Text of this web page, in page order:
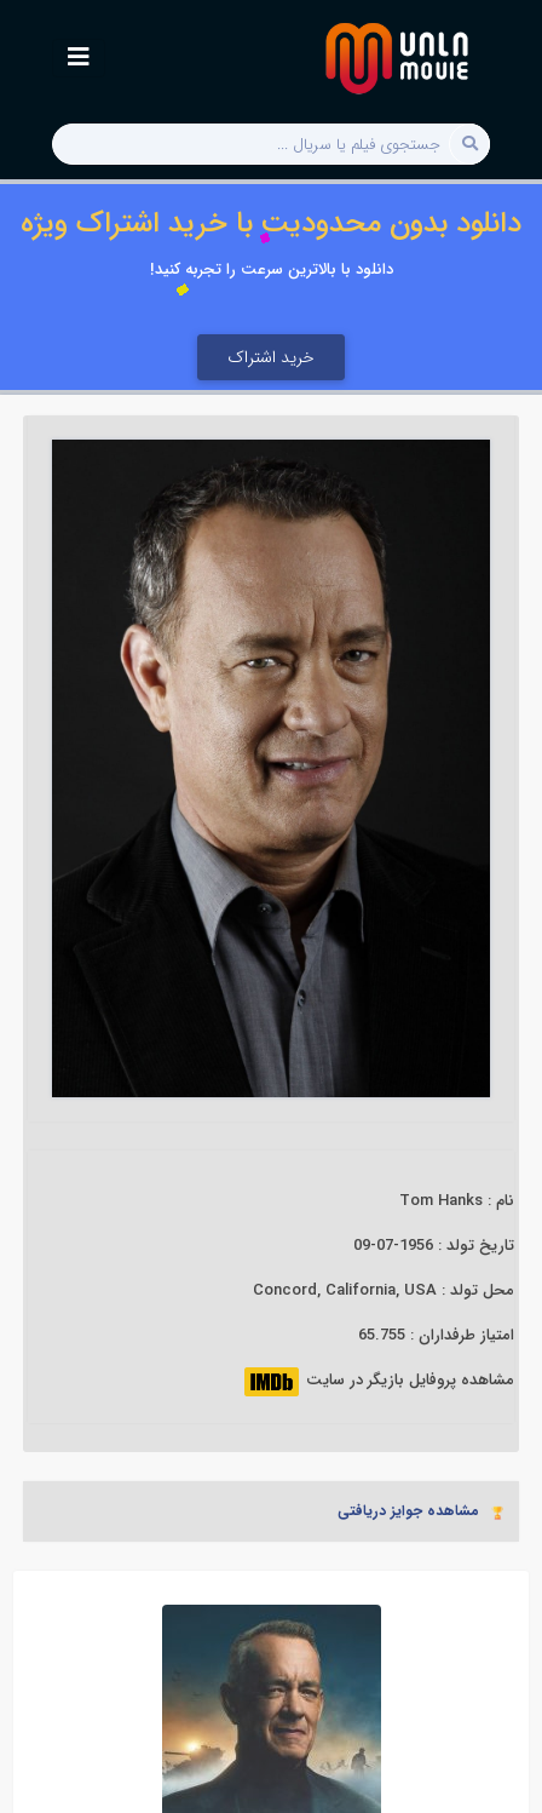
دانلود بدون محدودیت با خرید اشتراک ویژه
دانلود با بالاترین سرعت را تجربه کنید!
خرید اشتراک
نام : Tom Hanks
تاریخ تولد : 1956-07-09
محل تولد : Concord, California, USA
امتیاز طرفداران : 65.755
مشاهده پروفایل بازیگر در سایت
مشاهده جوایز دریافتی